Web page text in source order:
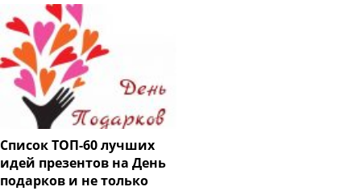
Список ТОП-60 лучших
идей презентов на День
подарков и не только